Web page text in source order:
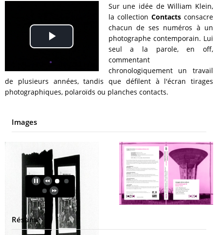
Play
Video
Sur une idée de William Klein,
la collection Contactsconsacre
chacun de ses numéros à un
photographe contemporain. Lui
seul a la parole, en off,
commentant
chronologiquement un travail
de plusieurs années, tandis que défilent à l'écran tirages
photographiques, polaroïds ou planches contacts.
Images
Résumé